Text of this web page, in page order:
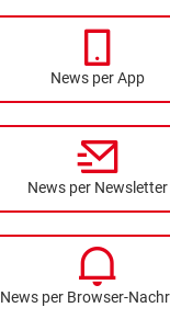
News per App
News per Newsletter
News per Browser-